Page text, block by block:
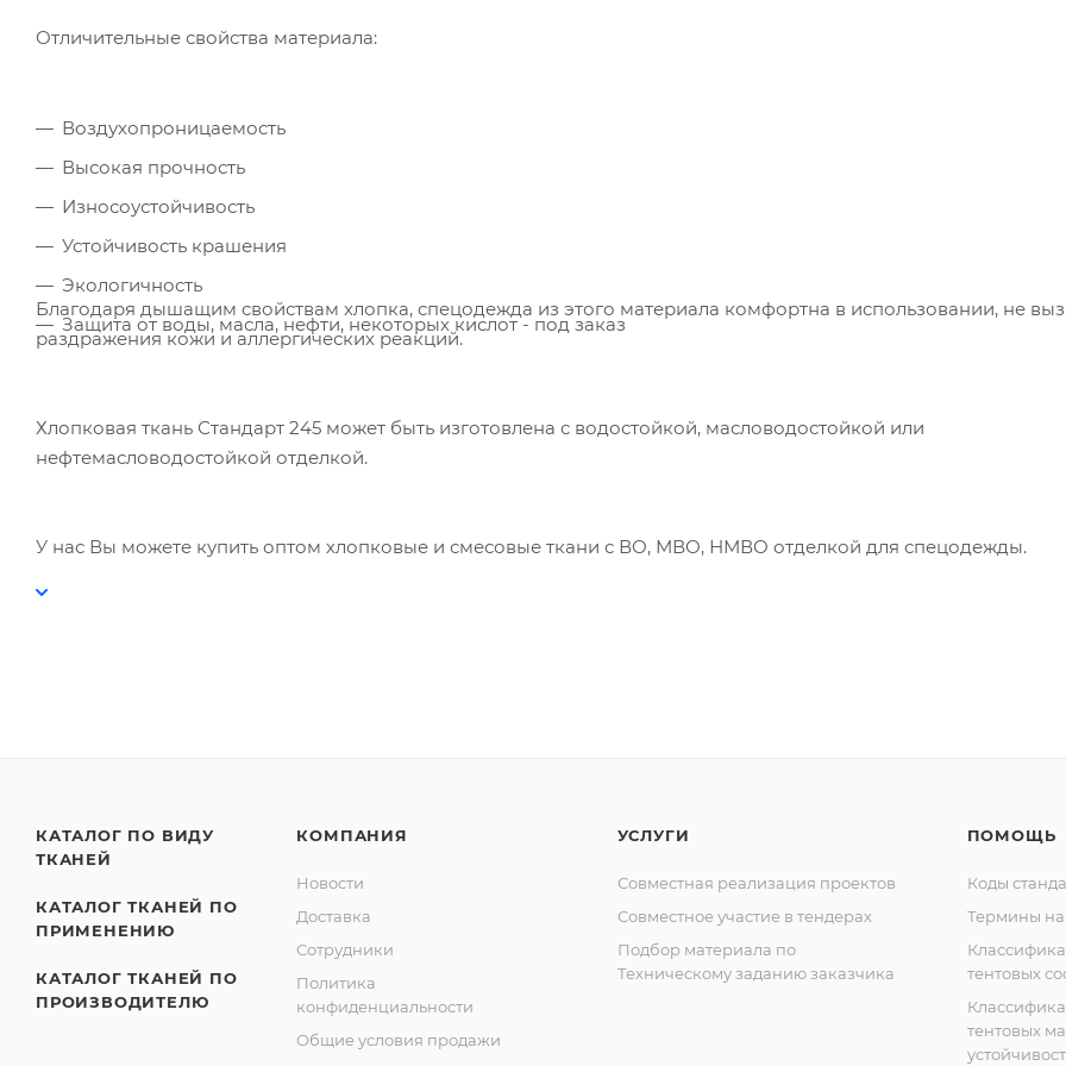
Отличительные свойства материала:
Воздухопроницаемость
Высокая прочность
Износоустойчивость
Устойчивость крашения
Экологичность
Защита от воды, масла, нефти, некоторых кислот - под заказ
Благодаря дышащим свойствам хлопка, спецодежда из этого материала комфортна в использовании, не
раздражения кожи и аллергических реакций.
Хлопковая ткань Стандарт 245 может быть изготовлена с водостойкой, масловодостойкой или
нефтемасловодостойкой отделкой.
У нас Вы можете купить оптом хлопковые и смесовые ткани с ВО, МВО, НМВО отделкой для спецодежды.
КАТАЛОГ ПО ВИДУ
ТКАНЕЙ
КАТАЛОГ ТКАНЕЙ ПО
ПРИМЕНЕНИЮ
КАТАЛОГ ТКАНЕЙ ПО
ПРОИЗВОДИТЕЛЮ
КОМПАНИЯ
Новости
Доставка
Сотрудники
Политика
конфиденциальности
Общие условия продажи
УСЛУГИ
Совместная реализация проектов
Совместное участие в тендерах
Подбор материала по
Техническому заданию заказчика
ПОМОЩЬ
Коды
Термины на
тентовых
тентовых